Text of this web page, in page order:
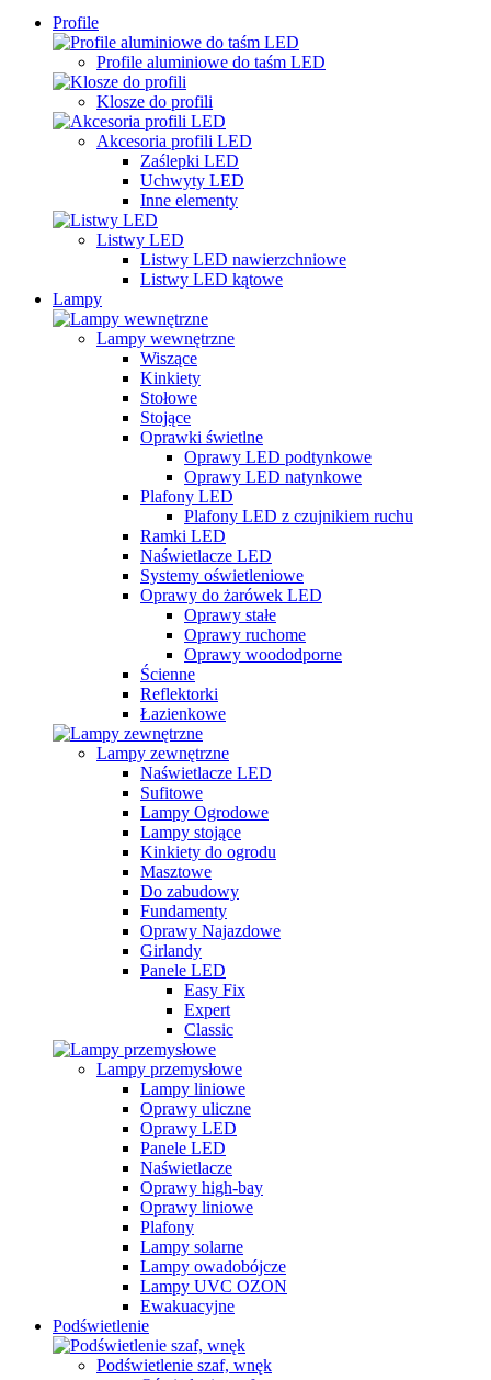
Profile
Profile aluminiowe do taśm LED
Klosze do profili
Akcesoria profili LED
Zaślepki LED
Uchwyty LED
Inne elementy
Listwy LED
Listwy LED nawierzchniowe
Listwy LED kątowe
Lampy
Lampy wewnętrzne
Wiszące
Kinkiety
Stołowe
Stojące
Oprawki świetlne
Oprawy LED podtynkowe
Oprawy LED natynkowe
Plafony LED
Plafony LED z czujnikiem ruchu
Ramki LED
Naświetlacze LED
Systemy oświetleniowe
Oprawy do żarówek LED
Oprawy stałe
Oprawy ruchome
Oprawy woododporne
Ścienne
Reflektorki
Łazienkowe
Lampy zewnętrzne
Naświetlacze LED
Sufitowe
Lampy Ogrodowe
Lampy stojące
Kinkiety do ogrodu
Masztowe
Do zabudowy
Fundamenty
Oprawy Najazdowe
Girlandy
Panele LED
Easy Fix
Expert
Classic
Lampy przemysłowe
Lampy liniowe
Oprawy uliczne
Oprawy LED
Panele LED
Naświetlacze
Oprawy high-bay
Oprawy liniowe
Plafony
Lampy solarne
Lampy owadobójcze
Lampy UVC OZON
Ewakuacyjne
Podświetlenie
Podświetlenie szaf, wnęk